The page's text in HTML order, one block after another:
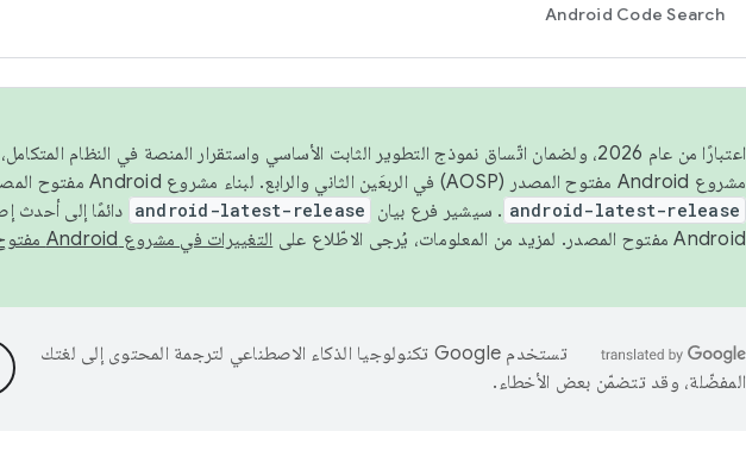
Android Code Search
اعتبارًا من عام 2026، ولضمان اتّساق نموذج التطوير الثابت الأساسي واستقرار المنصة في النظام
مشروع Android مفتوح المصدر (AOSP) في الربعَين الثاني والرابع. لبناء مشروع Android مفتوح المصدر والمساهمة فيه، استخدِم
android-latest-release . سيشير فرع بيان android-latest-release دائمًا إلى أحدث
Android مفتوح المصدر. لمزيد من المعلومات، يُرجى الاطّلاع على
التغييرات في مشروع Android مفتوح المصدر
تستخدم Google تكنولوجيا الذكاء الاصطناعي لترجمة المحتوى إلى لغتك
المفضّلة، وقد تتضمّن بعض الأخطاء.